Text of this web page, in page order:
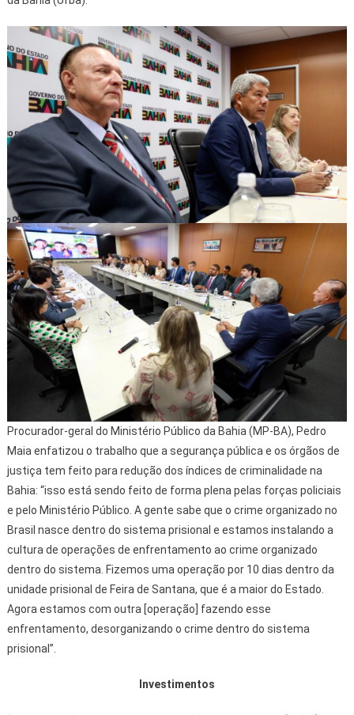
Procurador-geral do Ministério Público da Bahia (MP-BA), Pedro
Maia enfatizou o trabalho que a segurança pública e os órgãos de
justiça tem feito para redução dos índices de criminalidade na
Bahia: “isso está sendo feito de forma plena pelas forças policiais
e pelo Ministério Público. A gente sabe que o crime organizado no
Brasil nasce dentro do sistema prisional e estamos instalando a
cultura de operações de enfrentamento ao crime organizado
dentro do sistema. Fizemos uma operação por 10 dias dentro da
unidade prisional de Feira de Santana, que é a maior do Estado.
Agora estamos com outra [operação] fazendo esse
enfrentamento, desorganizando o crime dentro do sistema
prisional”.
Investimentos